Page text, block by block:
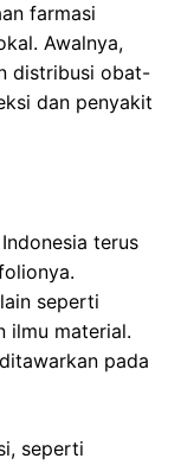
farmasi
Awalnya,
distribusi obat-
dan penyakit
terus
seperti
ilmu material.
pada
seperti